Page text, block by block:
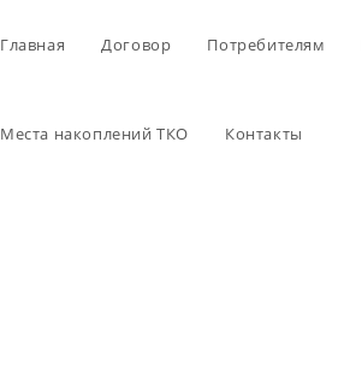
Главная Договор Потребителям
Места накоплений ТКО Контакты